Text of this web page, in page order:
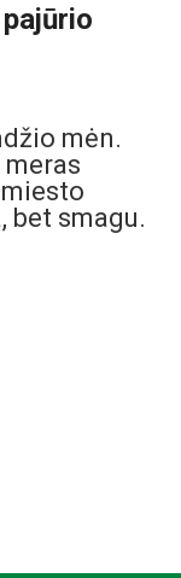
mėn.
bet smagu.